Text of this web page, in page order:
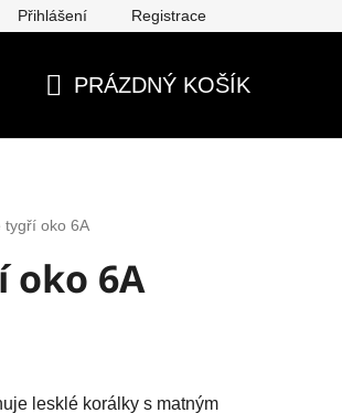
Obchodní podmínky
Přihlášení Registrace
PRÁZDNÝ KOŠÍK
tygří oko 6A
oko 6A
lesklé korálky s matným